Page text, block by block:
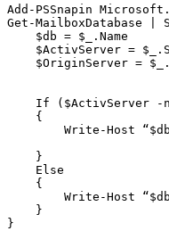
Add-PSSnapin
Get-MailboxDatabase |
    $db = $_.Name
$ActivServer =
$OriginServer =
If ($ActivServer -
    {
Write-Host
    }
    Else
    {
Write-Host
    }
}